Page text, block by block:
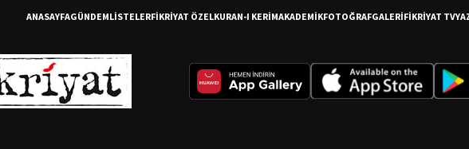
ANASAYFAGÜNDEMLİSTELERFİKRİYAT ÖZELKURAN-I KERİMAKADEMİKFOTOĞRAFGALERİFİKRİYAT TV